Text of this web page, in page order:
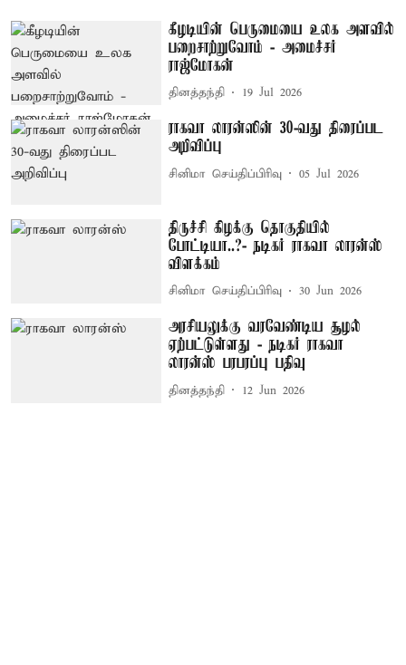
கீழடியின் பெருமையை உலக அளவில்
பறைசாற்றுவோம் - அமைச்சர்
ராஜ்மோகன்
தினத்தந்தி 19 Jul 2026
ராகவா லாரன்ஸின் 30-வது திரைப்பட
அறிவிப்பு
சினிமா செய்திப்பிரிவு 05 Jul 2026
திருச்சி கிழக்கு தொகுதியில்
போட்டியா..?- நடிகர் ராகவா லாரன்ஸ்
விளக்கம்
சினிமா செய்திப்பிரிவு 30 Jun 2026
அரசியலுக்கு வரவேண்டிய சூழல்
ஏற்பட்டுள்ளது - நடிகர் ராகவா
லாரன்ஸ் பரபரப்பு பதிவு
தினத்தந்தி 12 Jun 2026